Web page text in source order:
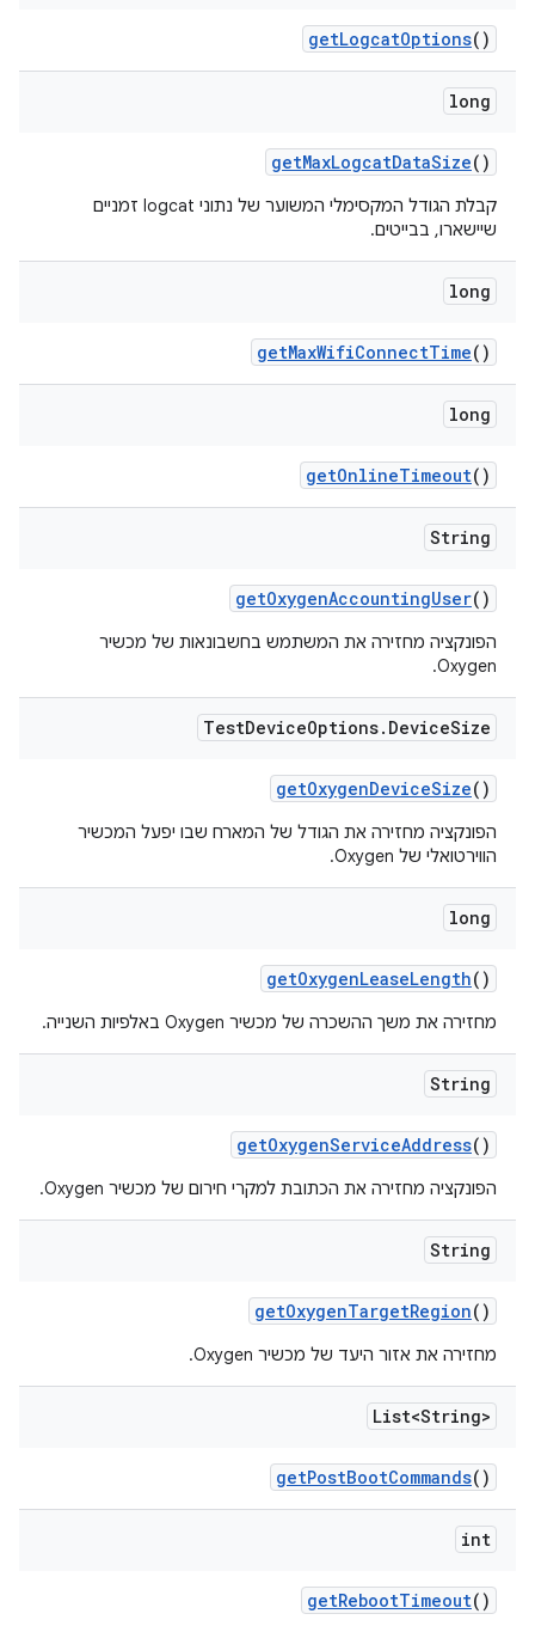
getLogcatOptions()
long
getMaxLogcatDataSize()
קבלת הגודל המקסימלי המשוער של נתוני logcat זמניים
שיישארו, בבייטים.
long
getMaxWifiConnectTime()
long
getOnlineTimeout()
String
getOxygenAccountingUser()
הפונקציה מחזירה את המשתמש בחשבונאות של מכשיר
Oxygen.
TestDeviceOptions. DeviceSize
getOxygenDeviceSize()
הפונקציה מחזירה את הגודל של המארח שבו יפעל המכשיר
הווירטואלי של Oxygen.
long
getOxygenLeaseLength()
מחזירה את משך ההשכרה של מכשיר Oxygen באלפיות השנייה.
String
getOxygenServiceAddress()
הפונקציה מחזירה את הכתובת למקרי חירום של מכשיר Oxygen.
String
getOxygenTargetRegion()
מחזירה את אזור היעד של מכשיר Oxygen.
List<String>
getPostBootCommands()
int
getRebootTimeout()